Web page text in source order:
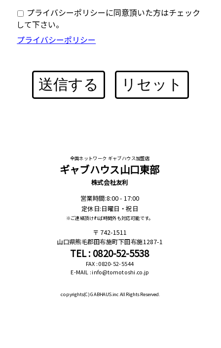
プライバシーポリシーに同意頂いた方はチェック
して下さい。
プライバシーポリシー
送信する リセット
全国ネットワーク ギャブハウス加盟店
ギャブハウス山口東部
株式会社友利
営業時間:8:00 - 17:00
定休日:日曜日・祝日
※ご連絡頂ければ時間外も対応可能です。
742-1511
山口県熊毛郡田布施町下田布施1287-1
TEL : 0820-52-5538
FAX : 0820-52-5544
E-MAIL : info@tomotoshi.co.jp
copyrights(C)GABHAUS.inc All Rights Reserved.